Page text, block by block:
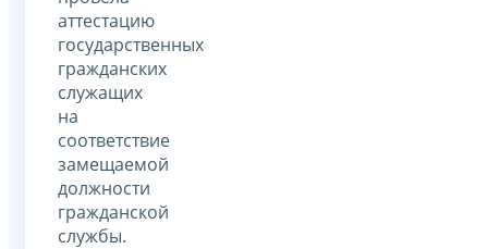
аттестацию
государственных
гражданских
служащих
на
соответствие
замещаемой
должности
гражданской
службы.